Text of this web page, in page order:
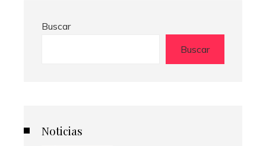
Buscar
Buscar
Noticias